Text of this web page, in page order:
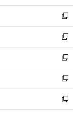
開
く
ウ
で
開
く
ン
ド
ウ
で
開
く
ウ
ィ
ン
ド
ウ
で
開
く
新
し
い
ウ
ィ
ン
ド
ウ
で
開
新
し
い
ウ
ィ
ン
ド
ウ
新
し
い
ウ
ィ
ン
新
し
い
ウ
新
し